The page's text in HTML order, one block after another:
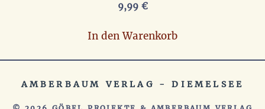
9,99 €
In den Warenkorb
AMBERBAUM VERLAG - DIEMELSEE